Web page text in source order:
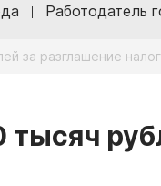
Работодатель
за разглашение
тысяч